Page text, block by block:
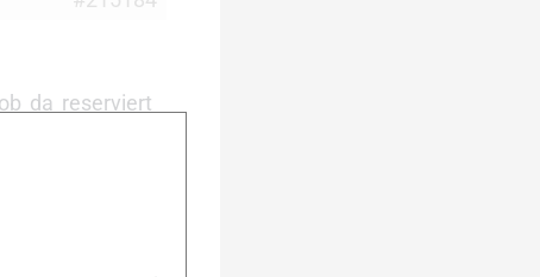
da reserviert
mit der